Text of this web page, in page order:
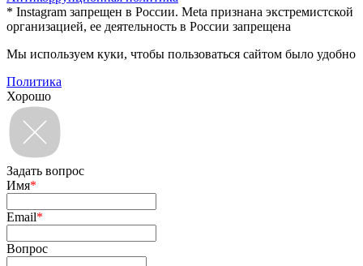
* Instagram запрещен в России. Meta признана экстремистской
организацией, ее деятельность в России запрещена
Мы используем куки, чтобы пользоваться сайтом было удобно
Политика
Хорошо
Задать вопрос
Имя*
Email*
Вопрос